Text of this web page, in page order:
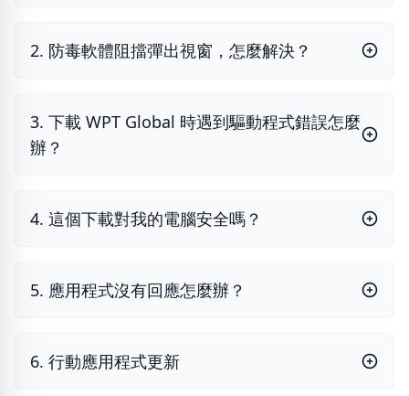
2. 防毒軟體阻擋彈出視窗，怎麼解決？
3. 下載 WPT Global 時遇到驅動程式錯誤怎麼
辦？
4. 這個下載對我的電腦安全嗎？
5. 應用程式沒有回應怎麼辦？
6. 行動應用程式更新